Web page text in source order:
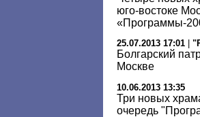
юго-востоке
«Программы-
25.07.2013 17:01
Болгарский
Москве
10.06.2013 13:35
Три новых
очередь